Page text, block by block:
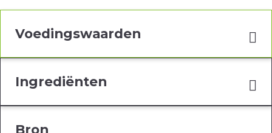
Voedingswaarden
Ingrediënten
Bron